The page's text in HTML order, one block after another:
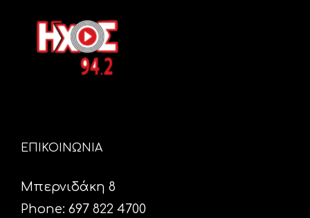
ΕΠΙΚΟΙΝΩΝΙΑ
Μπερνιδάκη 8
Phone: 697 822 4700